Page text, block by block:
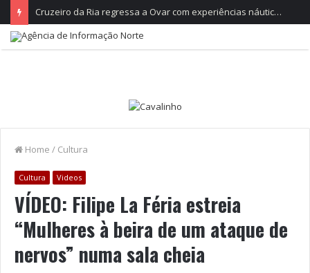
Cruzeiro da Ria regressa a Ovar com experiências náuticas e observação de aves
Home / Cultura
Cultura Videos
VÍDEO: Filipe La Féria estreia
“Mulheres à beira de um ataque de
nervos” numa sala cheia